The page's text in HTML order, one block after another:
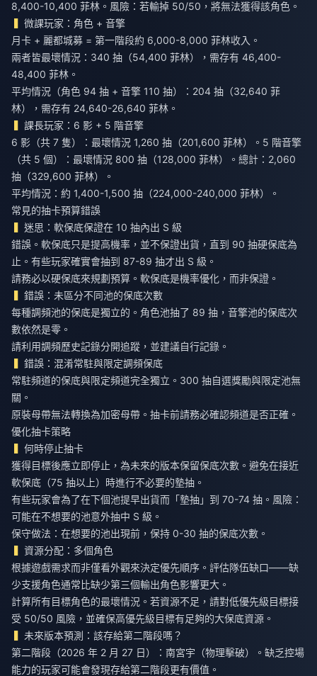
8,400-10,400 菲林。風險：若輸掉 50/50，將無法獲得該角色。
微課玩家：角色 + 音擎
月卡 + 麗都城募 = 第一階段約 6,000-8,000 菲林收入。
兩者皆最壞情況：340 抽（54,400 菲林），需存有 46,400-
48,400 菲林。
平均情況（角色 94 抽 + 音擎 110 抽）：204 抽（32,640 菲
林），需存有 24,640-26,640 菲林。
課長玩家：6 影 + 5 階音擎
6 影（共 7 隻）：最壞情況 1,260 抽（201,600 菲林）。5 階音擎
（共 5 個）：最壞情況 800 抽（128,000 菲林）。總計：2,060
抽（329,600 菲林）。
平均情況：約 1,400-1,500 抽（224,000-240,000 菲林）。
常見的抽卡預算錯誤
迷思：軟保底保證在 10 抽內出 S 級
錯誤。軟保底只是提高機率，並不保證出貨，直到 90 抽硬保底為
止。有些玩家確實會抽到 87-89 抽才出 S 級。
請務必以硬保底來規劃預算。軟保底是機率優化，而非保證。
錯誤：未區分不同池的保底次數
每種調頻池的保底是獨立的。角色池抽了 89 抽，音擎池的保底次
數依然是零。
請利用調頻歷史記錄分開追蹤，並建議自行記錄。
錯誤：混淆常駐與限定調頻保底
常駐頻道的保底與限定頻道完全獨立。300 抽自選獎勵與限定池無
關。
原裝母帶無法轉換為加密母帶。抽卡前請務必確認頻道是否正確。
優化抽卡策略
何時停止抽卡
獲得目標後應立即停止，為未來的版本保留保底次數。避免在接近
軟保底（75 抽以上）時進行不必要的墊抽。
有些玩家會為了在下個池提早出貨而「墊抽」到 70-74 抽。風險：
可能在不想要的池意外抽中 S 級。
保守做法：在想要的池出現前，保持 0-30 抽的保底次數。
資源分配：多個角色
根據遊戲需求而非僅看外觀來決定優先順序。評估隊伍缺口——缺
少支援角色通常比缺少第三個輸出角色影響更大。
計算所有目標角色的最壞情況。若資源不足，請對低優先級目標接
受 50/50 風險，並確保高優先級目標有足夠的大保底資源。
未來版本預測：該存給第二階段嗎？
第二階段（2026 年 2 月 27 日）：南宮宇（物理擊破）。缺乏控場
能力的玩家可能會發現存給第二階段更有價值。